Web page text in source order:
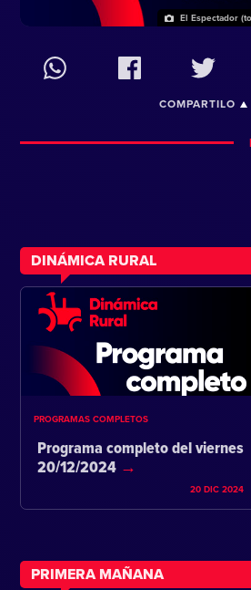
El Espectador
COMPARTILO
DINÁMICA RURAL
PROGRAMAS COMPLETOS
Programa completo del viernes
20/12/2024
20 DIC 2024
PRIMERA MAÑANA